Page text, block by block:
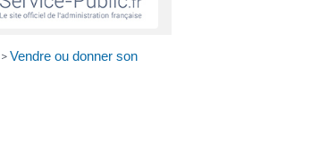
> Vendre ou donner son